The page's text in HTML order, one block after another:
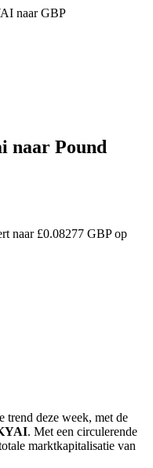
naar GBP
naar Pound
naar £0.08277 GBP op
trend deze week, met de
. Met een circulerende
marktkapitalisatie van